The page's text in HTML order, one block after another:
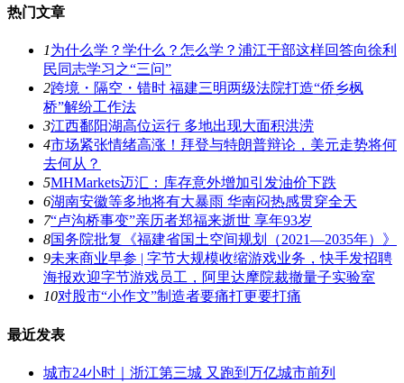
热门文章
1为什么学？学什么？怎么学？浦江干部这样回答向徐利
民同志学习之“三问”
2跨境・隔空・错时 福建三明两级法院打造“侨乡枫
桥”解纷工作法
3江西鄱阳湖高位运行 多地出现大面积洪涝
4市场紧张情绪高涨！拜登与特朗普辩论，美元走势将何
去何从？
5MHMarkets迈汇：库存意外增加引发油价下跌
6湖南安徽等多地将有大暴雨 华南闷热感贯穿全天
7“卢沟桥事变”亲历者郑福来逝世 享年93岁
8国务院批复《福建省国土空间规划（2021―2035年）》
9未来商业早参 | 字节大规模收缩游戏业务，快手发招聘
海报欢迎字节游戏员工，阿里达摩院裁撤量子实验室
10对股市“小作文”制造者要痛打更要打痛
最近发表
城市24小时｜浙江第三城 又跑到万亿城市前列